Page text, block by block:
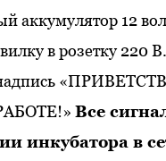
аккумулятор 12
в розетку 220
Все
инкубатора в